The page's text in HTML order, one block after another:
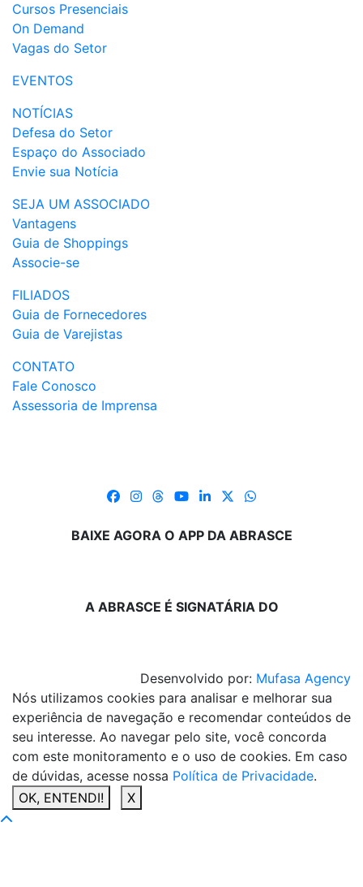
Cursos Presenciais
On Demand
Vagas do Setor
EVENTOS
NOTÍCIAS
Defesa do Setor
Espaço do Associado
Envie sua Notícia
SEJA UM ASSOCIADO
Vantagens
Guia de Shoppings
Associe-se
FILIADOS
Guia de Fornecedores
Guia de Varejistas
CONTATO
Fale Conosco
Assessoria de Imprensa
BAIXE AGORA O APP DA ABRASCE
A ABRASCE É SIGNATÁRIA DO
Desenvolvido por: Mufasa Agency
Nós utilizamos cookies para analisar e melhorar sua
experiência de navegação e recomendar conteúdos de
seu interesse. Ao navegar pelo site, você concorda
com este monitoramento e o uso de cookies. Em caso
de dúvidas, acesse nossa Política de Privacidade.
OK, ENTENDI!
X